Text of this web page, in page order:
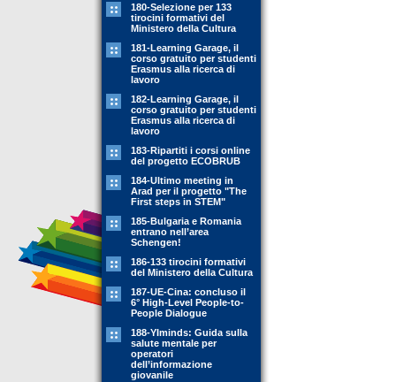
180-Selezione per 133
tirocini formativi del
Ministero della Cultura
181-Learning Garage, il
corso gratuito per studenti
Erasmus alla ricerca di
lavoro
182-Learning Garage, il
corso gratuito per studenti
Erasmus alla ricerca di
lavoro
183-Ripartiti i corsi online
del progetto ECOBRUB
184-Ultimo meeting in
Arad per il progetto "The
First steps in STEM"
185-Bulgaria e Romania
entrano nell’area
Schengen!
186-133 tirocini formativi
del Ministero della Cultura
187-UE-Cina: concluso il
6° High-Level People-to-
People Dialogue
188-YIminds: Guida sulla
salute mentale per
operatori
dell’informazione
giovanile